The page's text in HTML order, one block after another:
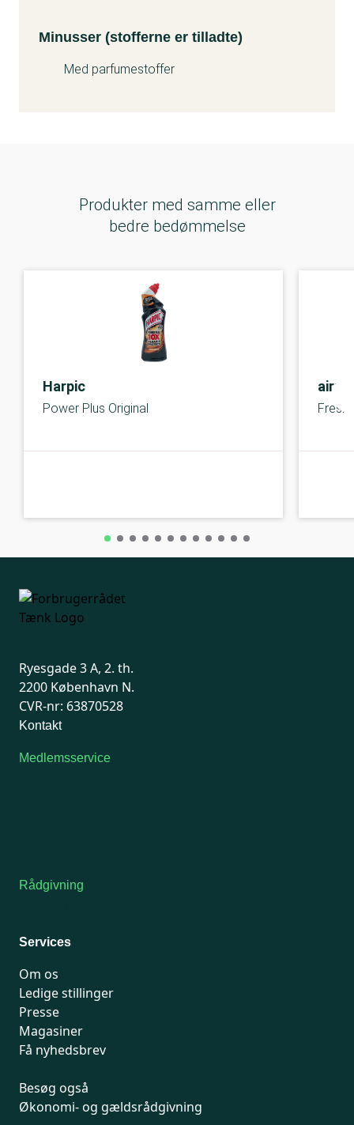
Minusser (stofferne er tilladte)
Med parfumestoffer
Produkter med samme eller
bedre bedømmelse
Harpic
Power Plus Original Fresh
Ryesgade 3 A, 2. th.
2200 København N.
CVR-nr: 63870528
Kontakt
Medlemsservice
Rådgivning
Services
Om os
Ledige stillinger
Presse
Magasiner
Få nyhedsbrev
Besøg også
Økonomi- og gældsrådgivning